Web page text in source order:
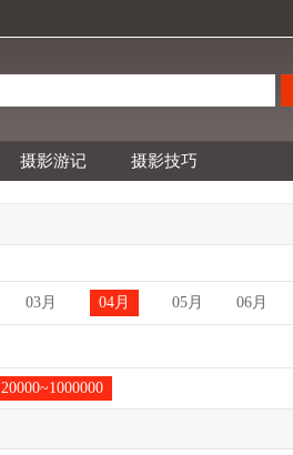
摄影游记 摄影技巧
03月 04月 05月 06月
20000~1000000